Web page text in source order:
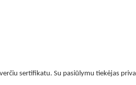
sertifikatu. Su pasiūlymu tiekėjas